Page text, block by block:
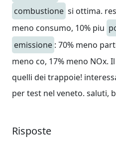
combustione si ottima.
meno consumo, 10% piu
emissione : 70% meno
meno co, 17% meno NOx.
quelli dei trappoie!
per test nel veneto. saluti,
Risposte